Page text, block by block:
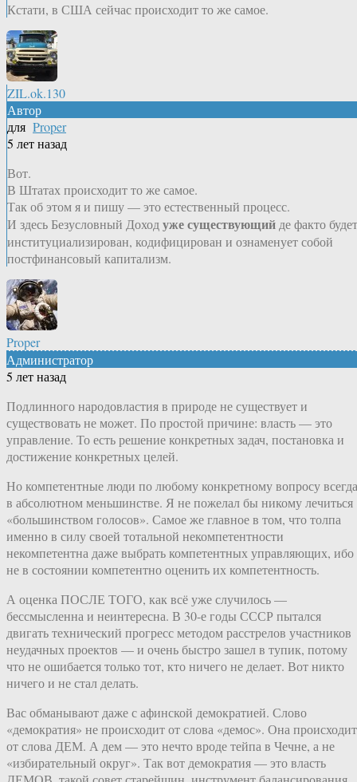
Кстати, в США сейчас происходит то же самое.
ZIL.ok.130
Автор
для Proper
5 лет назад
Вот.
В Штатах происходит то же самое.
Так об этом я и пишу — это естественный процесс.
И здесь Безусловный Доходуже существующийде факто будет
институциализирован, кодифицирован и ознаменует собой
постфинансовый капитализм.
Proper
Администратор
5 лет назад
Подлинного народовластия в природе не существует и
существовать не может. По простой причине: власть — это
управление. То есть решение конкретных задач, постановка и
достижение конкретных целей.
Но компетентные люди по любому конкретному вопросу всегда
в абсолютном меньшинстве. Я не пожелал бы никому лечиться
«большинством голосов». Самое же главное в том, что толпа
именно в силу своей тотальной некомпетентности
некомпетентна даже выбрать компетентных управляющих, ибо
не в состоянии компетентно оценить их компетентность.
А оценка ПОСЛЕ ТОГО, как всё уже случилось —
бессмысленна и неинтересна. В 30-е годы СССР пытался
двигать технический прогресс методом расстрелов участников
неудачных проектов — и очень быстро зашел в тупик, потому
что не ошибается только тот, кто ничего не делает. Вот никто
ничего и не стал делать.
Вас обманывают даже с афинской демократией. Слово
«демократия» не происходит от слова «демос». Она происходит
от слова ДЕМ. А дем — это нечто вроде тейпа в Чечне, а не
«избирательный округ». Так вот демократия — это власть